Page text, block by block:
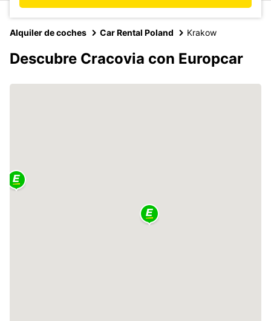
Alquiler de coches Car Rental Poland Krakow
Descubre Cracovia con Europcar